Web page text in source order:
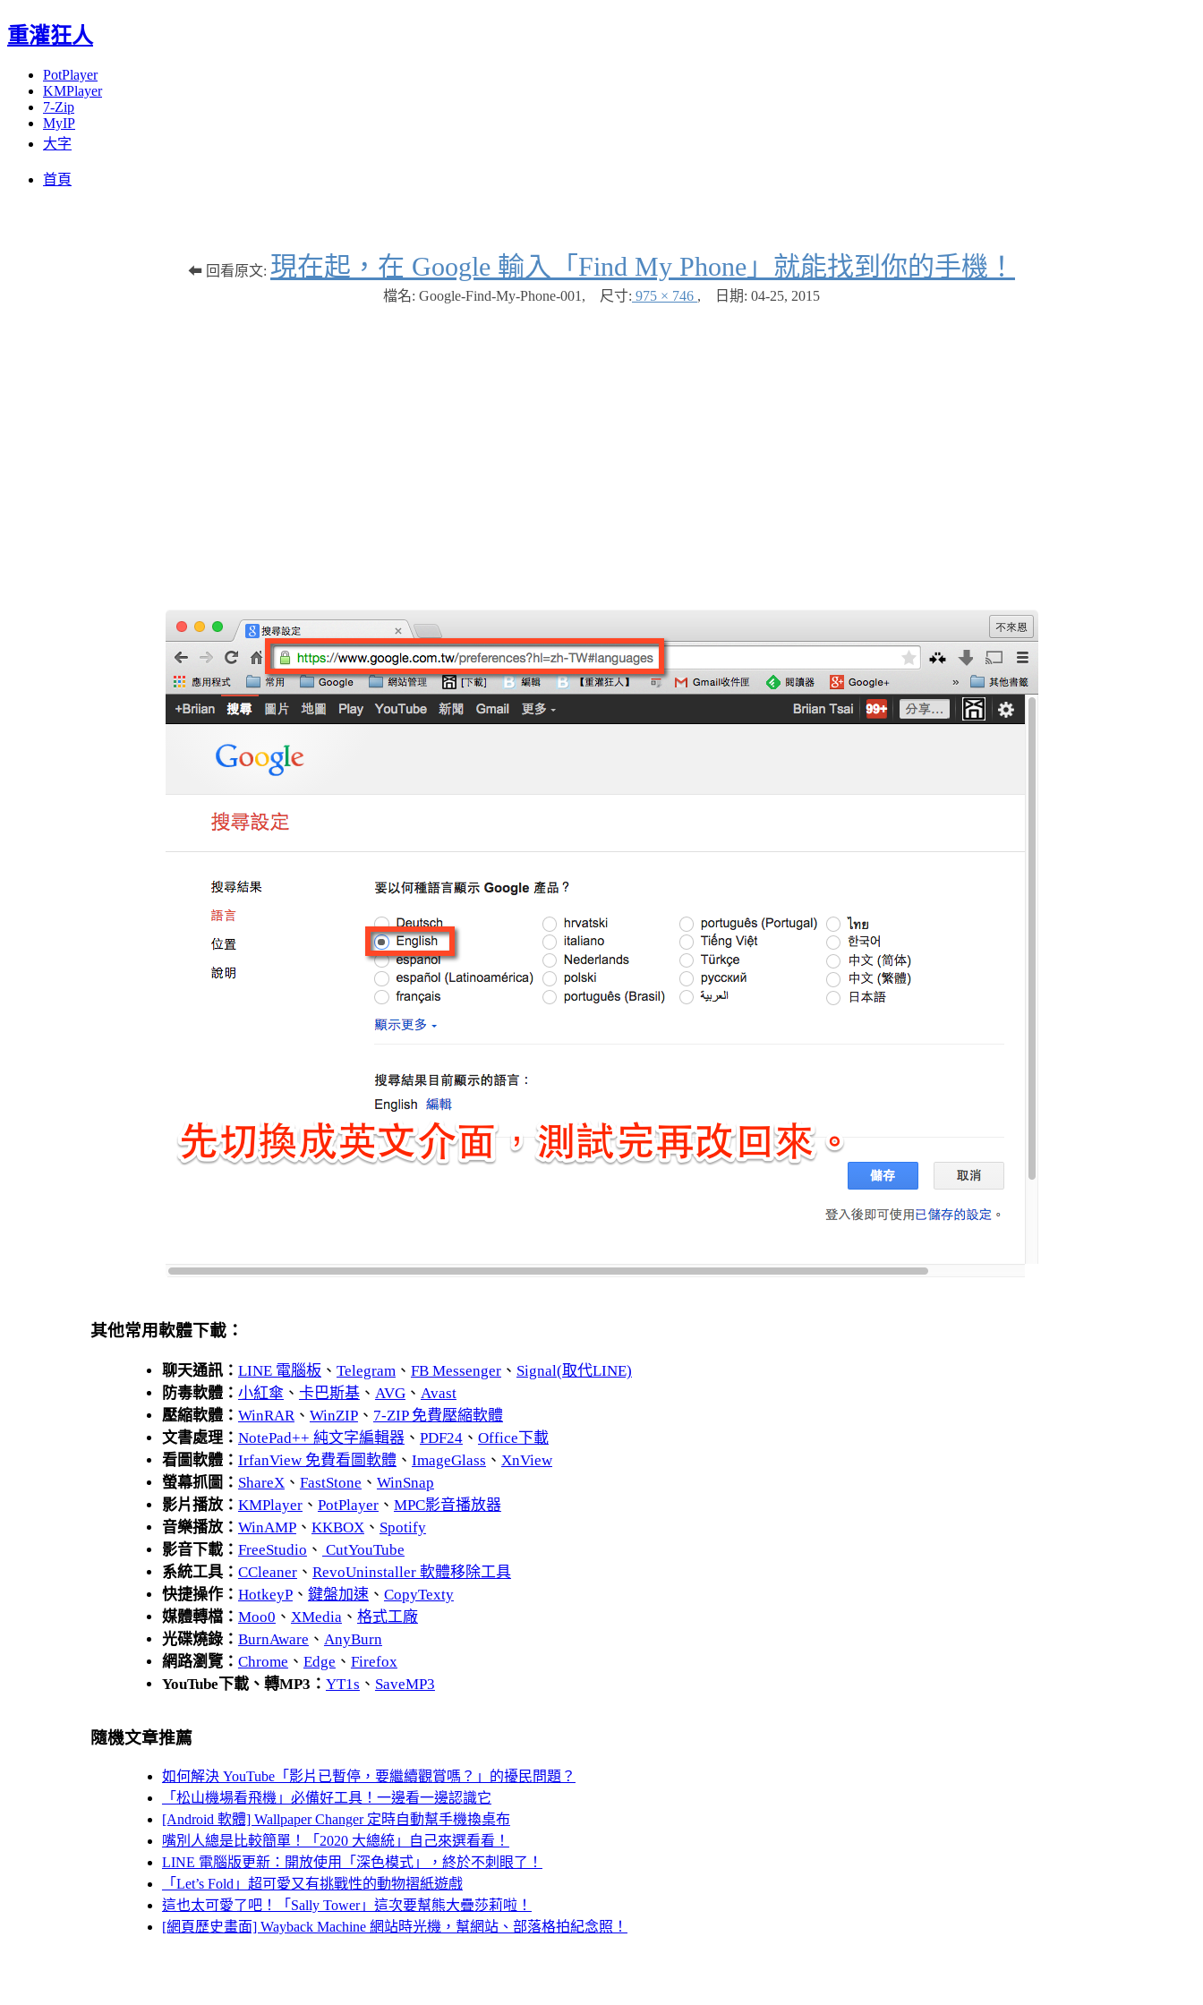
重灌狂人
PotPlayer
KMPlayer
7-Zip
MyIP
大字
首頁
⬅ 回看原文: 現在起，在 Google 輸入「Find My Phone」就能找到你的手機！
檔名: Google-Find-My-Phone-001 , 尺寸: 975 × 746 , 日期: 04-25, 2015
其他常用軟體下載：
聊天通訊： LINE 電腦板 、 Telegram、 FB Messenger、 Signal(取代LINE)
防毒軟體： 小紅傘 、 卡巴斯基、 AVG、 Avast
壓縮軟體： WinRAR、 WinZIP、 7-ZIP 免費壓縮軟體
文書處理： NotePad++ 純文字編輯器、 PDF24、 Office下載
看圖軟體： IrfanView 免費看圖軟體、 ImageGlass 、 XnView
螢幕抓圖： ShareX、 FastStone 、 WinSnap
影片播放： KMPlayer、 PotPlayer、 MPC影音播放器
音樂播放： WinAMP、 KKBOX、 Spotify
影音下載： FreeStudio 、 CutYouTube
系統工具： CCleaner、 RevoUninstaller 軟體移除工具
快捷操作： HotkeyP、 鍵盤加速、 CopyTexty
媒體轉檔： Moo0 、 XMedia、 格式工廠
光碟燒錄： BurnAware 、 AnyBurn
網路瀏覽： Chrome 、 Edge 、 Firefox
YouTube下載、轉MP3： YT1s 、 SaveMP3
隨機文章推薦
如何解決 YouTube「影片已暫停，要繼續觀賞嗎？」的擾民問題？
「松山機場看飛機」必備好工具！一邊看一邊認識它
[Android 軟體] Wallpaper Changer 定時自動幫手機換桌布
嘴別人總是比較簡單！「2020 大總統」自己來選看看！
LINE 電腦版更新：開放使用「深色模式」，終於不刺眼了！
「Let’s Fold」超可愛又有挑戰性的動物摺紙遊戲
這也太可愛了吧！「Sally Tower」這次要幫熊大疊莎莉啦！
[網頁歷史畫面] Wayback Machine 網站時光機，幫網站、部落格拍紀念照！